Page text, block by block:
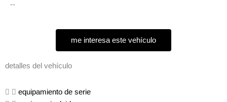
--
me interesa este vehículo
detalles del vehículo
equipamiento de serie